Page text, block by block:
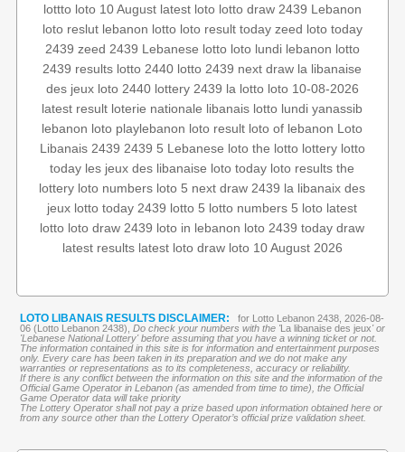
lottto loto 10 August latest loto lotto draw 2439 Lebanon
loto reslut lebanon lotto loto result today zeed loto today
2439 zeed 2439 Lebanese lotto loto lundi lebanon lotto
2439 results lotto 2440 lotto 2439 next draw la libanaise
des jeux loto 2440 lottery 2439 la lotto loto 10-08-2026
latest result loterie nationale libanais lotto lundi yanassib
lebanon loto playlebanon loto result loto of lebanon Loto
Libanais 2439 2439 5 Lebanese loto the lotto lottery lotto
today les jeux des libanaise loto today loto results the
lottery loto numbers loto 5 next draw 2439 la libanaix des
jeux lotto today 2439 lotto 5 lotto numbers 5 loto latest
lotto loto draw 2439 loto in lebanon loto 2439 today draw
latest results latest loto draw loto 10 August 2026
LOTO LIBANAIS RESULTS DISCLAIMER:
for Lotto Lebanon 2438, 2026-08-
06 (Lotto Lebanon 2438), Do check your numbers with the 'La libanaise des jeux' or
'Lebanese National Lottery' before assuming that you have a winning ticket or not.
The information contained in this site is for information and entertainment purposes
only. Every care has been taken in its preparation and we do not make any
warranties or representations as to its completeness, accuracy or reliability.
If there is any conflict between the information on this site and the information of the
Official Game Operator in Lebanon (as amended from time to time), the Official
Game Operator data will take priority
The Lottery Operator shall not pay a prize based upon information obtained here or
from any source other than the Lottery Operator’s official prize validation sheet.